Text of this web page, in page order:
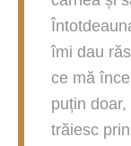
îmi dau
ce mă
puțin
trăiesc